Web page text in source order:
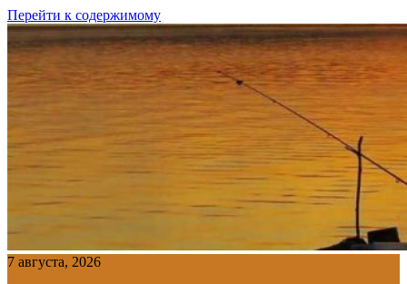
Перейти к содержимому
7 августа, 2026